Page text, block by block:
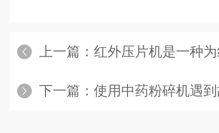
上一篇： 红外压片机是一种为红外光
下一篇： 使用中药粉碎机遇